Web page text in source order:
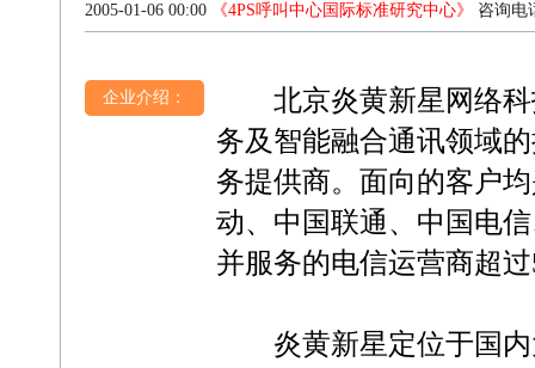
2005-01-06 00:00 《4PS呼叫中心国际标准研究中心》 咨询电
企业介绍：
北京炎黄新星网络科
务及智能融合通讯领域
务提供商。面向的客户
动、中国联通、中国电
并服务的电信运营商超
炎黄新星定位于国内